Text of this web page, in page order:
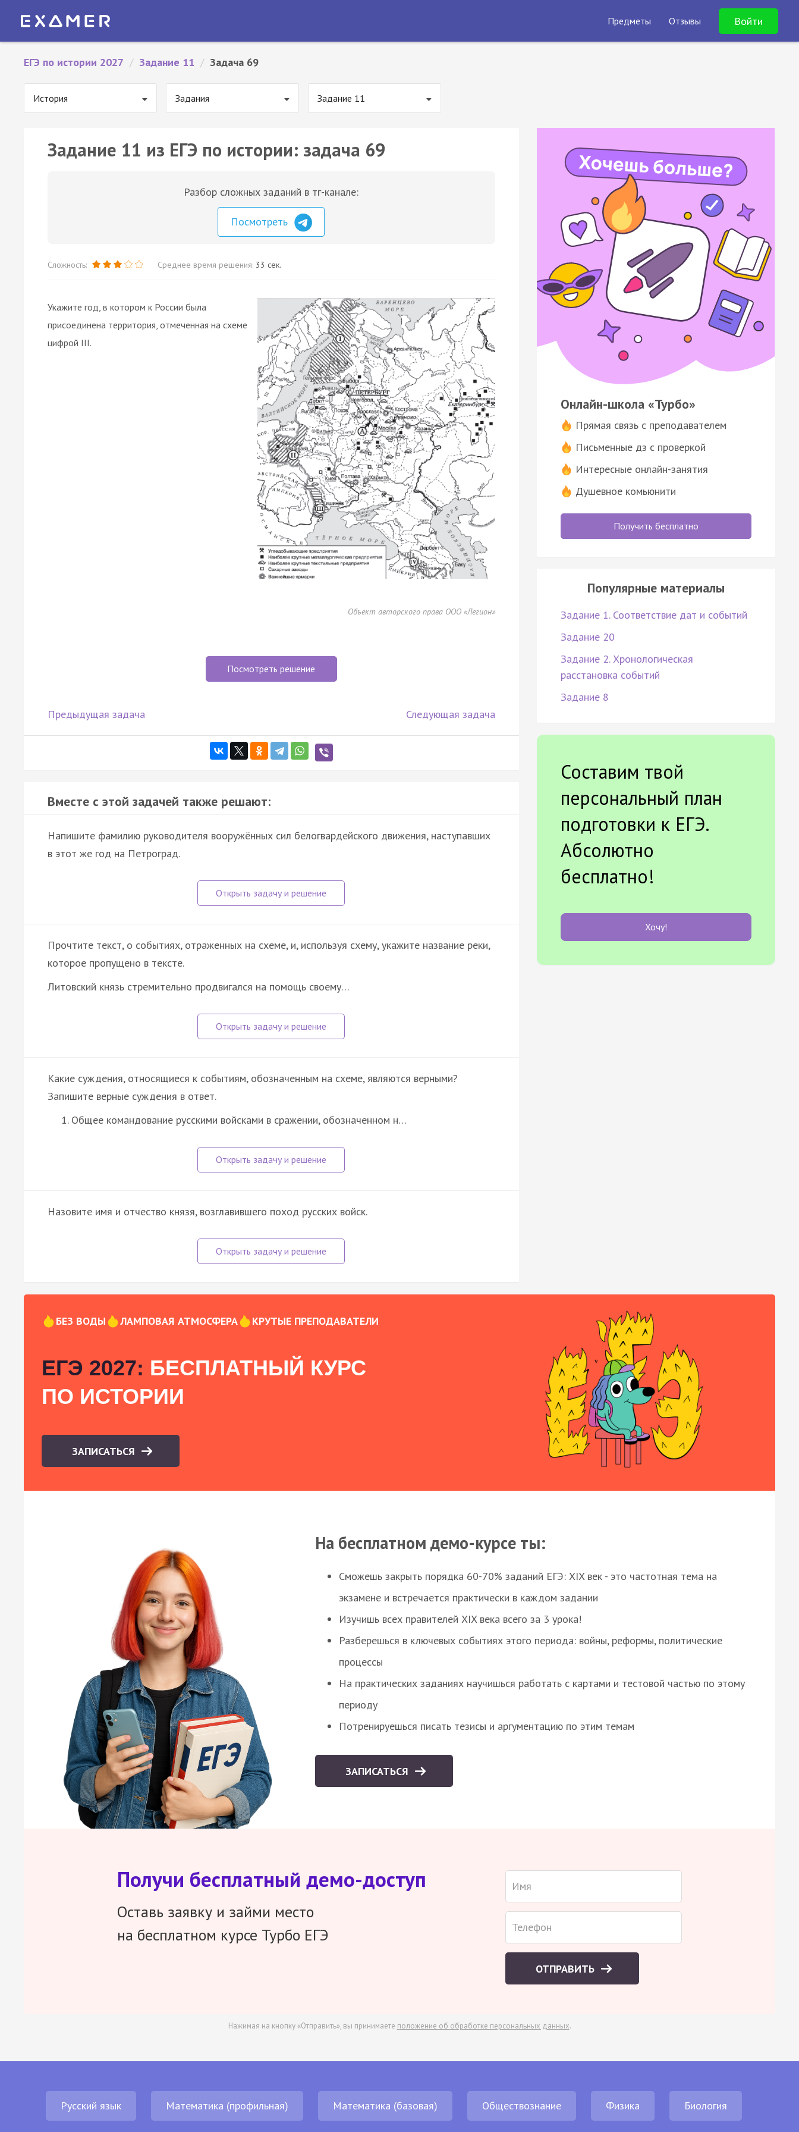
Предметы Отзывы Войти
ЕГЭ по истории 2027 / Задание 11 / Задача 69
История Задания Задание 11
Задание 11 из ЕГЭ по истории: задача 69
Разбор сложных заданий в тг-канале:
Посмотреть
Сложность: Среднее время решения: 33 сек.
Укажите год, в котором к России была
присоединена территория, отмеченная на схеме
цифрой III.
Объект авторского права ООО «Легион»
Посмотреть решение
Предыдущая задача Следующая задача
Вместе с этой задачей также решают:
Напишите фамилию руководителя вооружённых сил белогвардейского движения, наступавших
в этот же год на Петроград.
Прочтите текст, о событиях, отраженных на схеме, и, используя схему, укажите название реки,
которое пропущено в тексте.
Литовский князь стремительно продвигался на помощь своему…
Какие суждения, относящиеся к событиям, обозначенным на схеме, являются верными?
Запишите верные суждения в ответ.
Общее командование русскими войсками в сражении, обозначенном н…
Назовите имя и отчество князя, возглавившего поход русских войск.
Онлайн-школа «Турбо»
Прямая связь с преподавателем
Письменные дз с проверкой
Интересные онлайн-занятия
Душевное комьюнити
Получить бесплатно
Популярные материалы
Задание 1. Соответствие дат и событий
Задание 20
Задание 2. Хронологическая
расстановка событий
Задание 8
Составим твой
персональный план
подготовки к ЕГЭ.
Абсолютно
бесплатно!
Хочу!
БЕЗ ВОДЫ ЛАМПОВАЯ АТМОСФЕРА КРУТЫЕ ПРЕПОДАВАТЕЛИ
ЕГЭ 2027: БЕСПЛАТНЫЙ КУРС
ПО ИСТОРИИ
ЗАПИСАТЬСЯ
На бесплатном демо-курсе ты:
Сможешь закрыть порядка 60-70% заданий ЕГЭ: XIX век - это частотная тема на
экзамене и встречается практически в каждом задании
Изучишь всех правителей XIX века всего за 3 урока!
Разберешься в ключевых событиях этого периода: войны, реформы, политические
процессы
На практических заданиях научишься работать с картами и тестовой частью по этому
периоду
Потренируешься писать тезисы и аргументацию по этим темам
ЗАПИСАТЬСЯ
Получи бесплатный демо-доступ
Оставь заявку и займи место
на бесплатном курсе Турбо ЕГЭ
ОТПРАВИТЬ
Нажимая на кнопку «Отправить», вы принимаете положение об обработке персональных данных.
Русский язык Математика (профильная) Математика (базовая) Обществознание Физика Биология